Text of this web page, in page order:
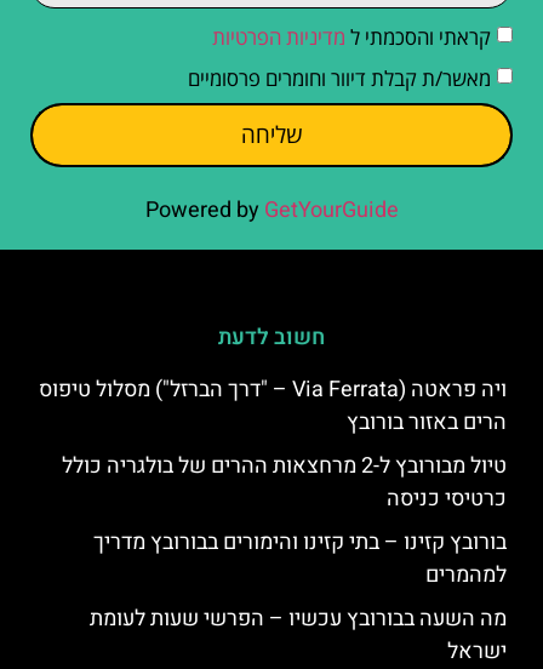
קראתי והסכמתי ל מדיניות הפרטיות
מאשר/ת קבלת דיוור וחומרים פרסומיים
שליחה
Powered by GetYourGuide
חשוב לדעת
ויה פראטה (Via Ferrata – "דרך הברזל") מסלול טיפוס
הרים באזור בורובץ
טיול מבורובץ ל-2 מרחצאות ההרים של בולגריה כולל
כרטיסי כניסה
בורובץ קזינו – בתי קזינו והימורים בבורובץ מדריך
למהמרים
מה השעה בבורובץ עכשיו – הפרשי שעות לעומת
ישראל